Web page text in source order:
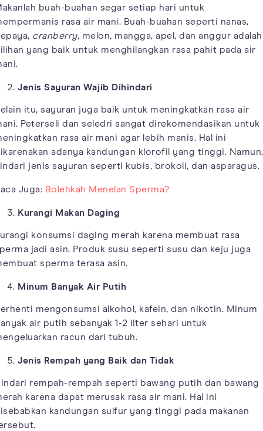
buah-buahan segar setiap hari untuk
rasa air mani. Buah-buahan seperti nanas,
cranberry, melon, mangga, apel, dan anggur adalah
yang baik untuk menghilangkan rasa pahit pada air
Jenis Sayuran Wajib Dihindari
itu, sayuran juga baik untuk meningkatkan rasa air
Peterseli dan seledri sangat direkomendasikan untuk
rasa air mani agar lebih manis. Hal ini
adanya kandungan klorofil yang tinggi. Namun,
jenis sayuran seperti kubis, brokoli, dan asparagus.
Juga: Bolehkah Menelan Sperma?
Kurangi Makan Daging
konsumsi daging merah karena membuat rasa
jadi asin. Produk susu seperti susu dan keju juga
sperma terasa asin.
Minum Banyak Air Putih
mengonsumsi alkohol, kafein, dan nikotin. Minum
air putih sebanyak 1-2 liter sehari untuk
racun dari tubuh.
Jenis Rempah yang Baik dan Tidak
rempah-rempah seperti bawang putih dan bawang
karena dapat merusak rasa air mani. Hal ini
kandungan sulfur yang tinggi pada makanan